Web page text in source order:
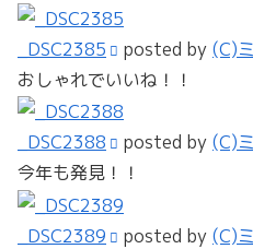
_DSC2385 posted by (C)
おしゃれでいいね！！
_DSC2388 posted by (C)
今年も発見！！
_DSC2389 posted by (C)